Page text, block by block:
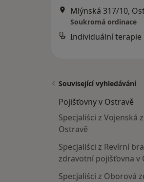
Mlýnská 317/10,
Soukromá ordinace
Individuální terapie
Související vyhledávání
Pojišťovny v Ostravě
Specjaliści z Vojenská
Ostravě
Specjaliści z Revírní
zdravotní pojišťovna v
Specjaliści z Oborová